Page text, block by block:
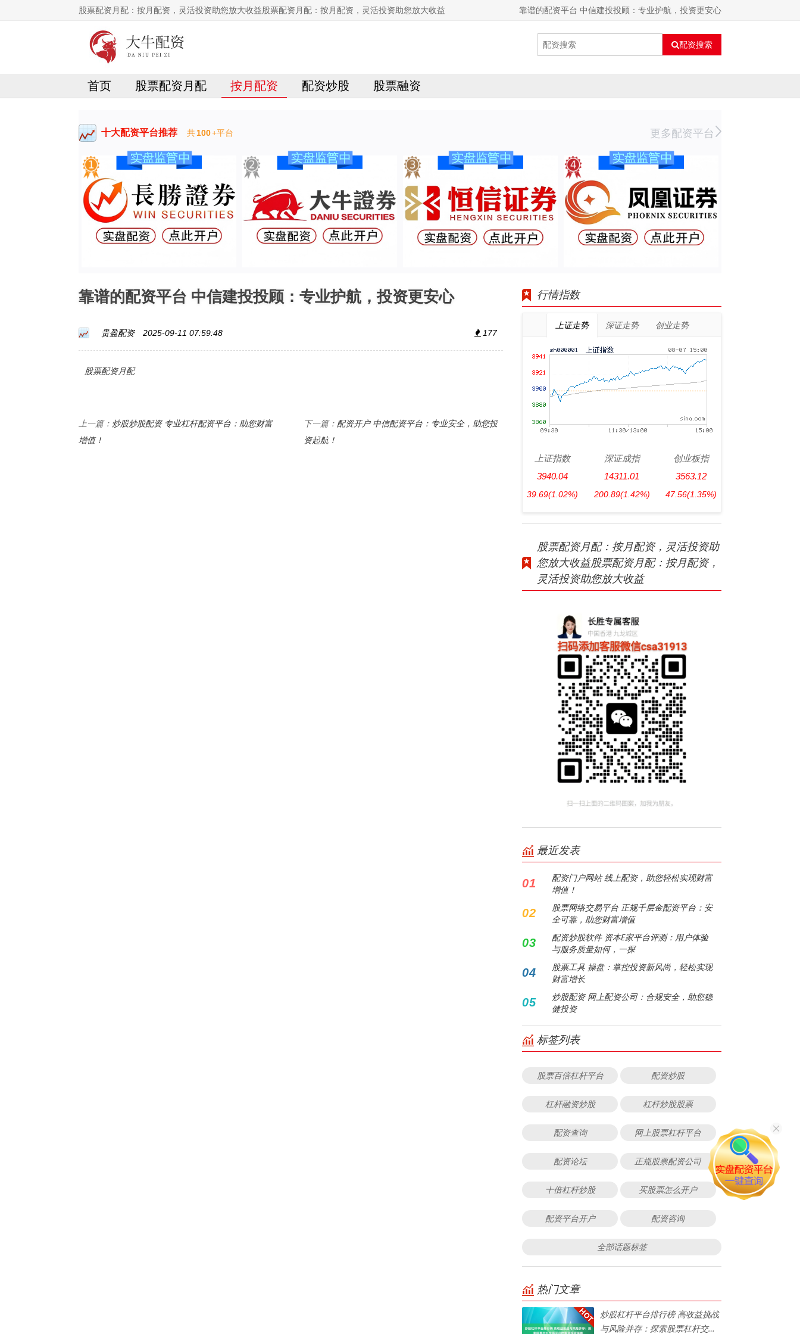
股票配资月配：按月配资，灵活投资助您放大收益股票配资月配：按月配资，灵活投资助您放大收益 靠谱的配资平台 中信建投投顾：专业护航，投资更安心
配资搜索
首页 股票配资月配 按月配资 配资炒股 股票融资
十大配资平台推荐 共100+平台 更多配资平台
靠谱的配资平台 中信建投投顾：专业护航，投资更安心
贵盈配资 2025-09-11 07:59:48 177
股票配资月配
上一篇： 炒股炒股配资 专业杠杆配资平台：助您财富
增值！
下一篇： 配资开户 中信配资平台：专业安全，助您投
资起航！
行情指数
上证走势 深证走势 创业走势
上证指数
3940.04
39.69(1.02%)
深证成指
14311.01
200.89(1.42%)
创业板指
3563.12
47.56(1.35%)
股票配资月配：按月配资，灵活投资助
您放大收益股票配资月配：按月配资，
灵活投资助您放大收益
最近发表
01
配资门户网站 线上配资，助您轻松实现财富
增值！
02
股票网络交易平台 正规千层金配资平台：安
全可靠，助您财富增值
03
配资炒股软件 资本E家平台评测：用户体验
与服务质量如何，一探
04
股票工具 操盘：掌控投资新风尚，轻松实现
财富增长
05
炒股配资 网上配资公司：合规安全，助您稳
健投资
标签列表
股票百倍杠杆平台 配资炒股
杠杆融资炒股 杠杆炒股股票
配资查询 网上股票杠杆平台
配资论坛 正规股票配资公司
十倍杠杆炒股 买股票怎么开户
配资平台开户 配资咨询
全部话题标签
热门文章
炒股杠杆平台排行榜 高收益挑战
与风险并存：探索股票杠杆交易